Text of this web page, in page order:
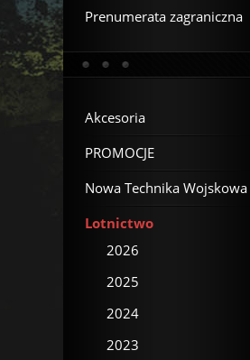
Prenumerata zagraniczna
Akcesoria
PROMOCJE
Nowa Technika Wojskowa
Lotnictwo
2026
2025
2024
2023